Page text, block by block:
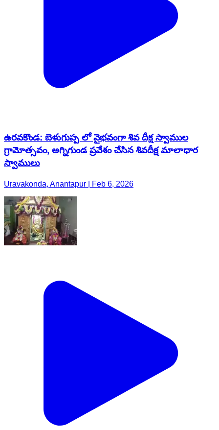
ఉరవకొండ: బెళుగుప్ప లో వైభవంగా శివ దీక్ష స్వాముల
గ్రామోత్సవం, అగ్నిగుండ ప్రవేశం చేసిన శివదీక్ష మాలాధార
స్వాములు
Uravakonda, Anantapur | Feb 6, 2026